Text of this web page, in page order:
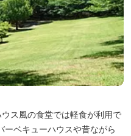
ス風の食堂では軽食が利用で
ベキューハウスや昔ながら